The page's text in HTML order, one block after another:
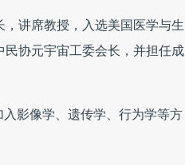
讲席教授，入选美国医学与生
协元宇宙工委会长，并担任成
影像学、遗传学、行为学等方